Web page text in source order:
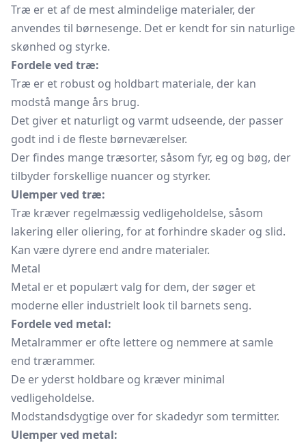
Træ er et af de mest almindelige materialer, der
anvendes til børnesenge. Det er kendt for sin naturlige
skønhed og styrke.
Fordele ved træ:
Træ er et robust og holdbart materiale, der kan
modstå mange års brug.
Det giver et naturligt og varmt udseende, der passer
godt ind i de fleste børneværelser.
Der findes mange træsorter, såsom fyr, eg og bøg, der
tilbyder forskellige nuancer og styrker.
Ulemper ved træ:
Træ kræver regelmæssig vedligeholdelse, såsom
lakering eller oliering, for at forhindre skader og slid.
Kan være dyrere end andre materialer.
Metal
Metal er et populært valg for dem, der søger et
moderne eller industrielt look til barnets seng.
Fordele ved metal:
Metalrammer er ofte lettere og nemmere at samle
end trærammer.
De er yderst holdbare og kræver minimal
vedligeholdelse.
Modstandsdygtige over for skadedyr som termitter.
Ulemper ved metal: